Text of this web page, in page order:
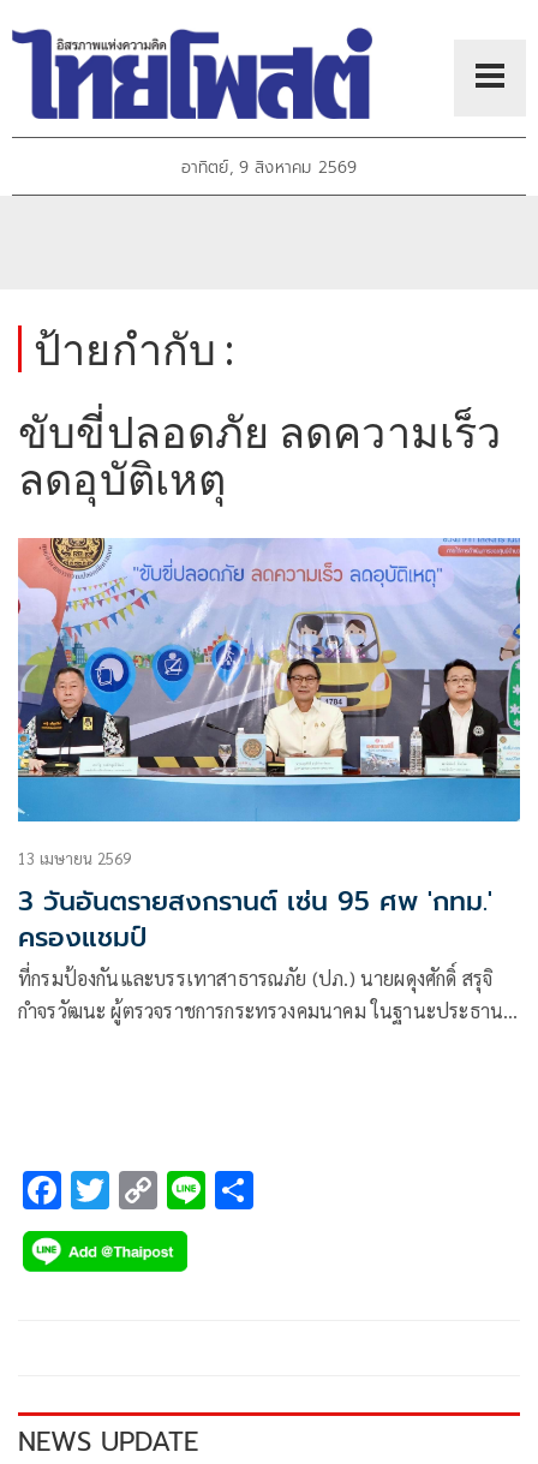
อาทิตย์, 9 สิงหาคม 2569
ป้ายกำกับ :
ขับขี่ปลอดภัย ลดความเร็ว
ลดอุบัติเหตุ
13 เมษายน 2569
3 วันอันตรายสงกรานต์ เซ่น 95 ศพ 'กทม.'
ครองแชมป์
ที่กรมป้องกันและบรรเทาสาธารณภัย (ปภ.) นายผดุงศักดิ์ สรุจิ
กำจรวัฒนะ ผู้ตรวจราชการกระทรวงคมนาคม ในฐานะประธาน
F
ac
e
k
T
wi
tt
C
o
p
k
Li
NEWS UPDATE